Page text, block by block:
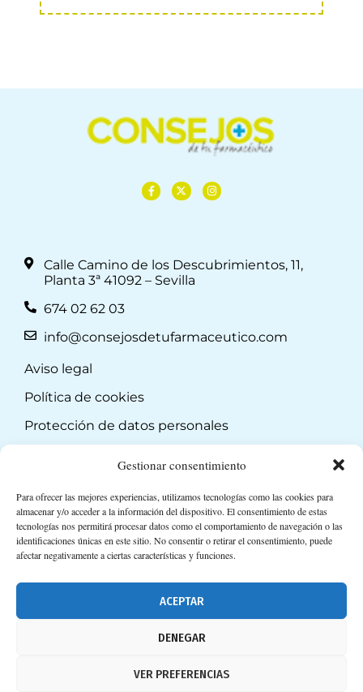
Gestionar consentimiento
Para ofrecer las mejores experiencias, utilizamos tecnologías como las cookies para
almacenar y/o acceder a la información del dispositivo. El consentimiento de estas
tecnologías nos permitirá procesar datos como el comportamiento de navegación o las
identificaciones únicas en este sitio. No consentir o retirar el consentimiento, puede
afectar negativamente a ciertas características y funciones.
ACEPTAR
DENEGAR
VER PREFERENCIAS
Calle Camino de los Descubrimientos, 11,
Planta 3ª 41092 – Sevilla
674 02 62 03
info@consejosdetufarmaceutico.com
Aviso legal
Política de cookies
Protección de datos personales